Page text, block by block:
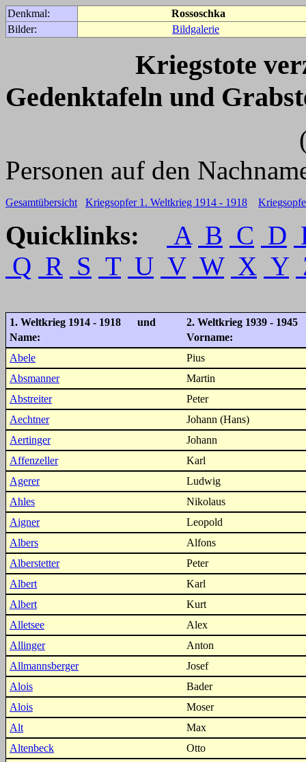
Denkmal:
Rossoschka
Bilder:
Bildgalerie
Kriegstote
Gedenktafeln und
(Für weitere
Personen auf den
Gesamtübersicht Kriegsopfer 1. Weltkrieg 1914 - 1918
Quicklinks: A B C D
Q R S T U V W X Y
1. Weltkrieg 1914 - 1918 und
2. Weltkrieg 1939 - 1945
Name:
Vorname:
Abele
Pius
Absmanner
Martin
Abstreiter
Peter
Aechtner
Johann (Hans)
Aertinger
Johann
Affenzeller
Karl
Agerer
Ludwig
Ahles
Nikolaus
Aigner
Leopold
Albers
Alfons
Alberstetter
Peter
Albert
Karl
Albert
Kurt
Alletsee
Alex
Allinger
Anton
Allmannsberger
Josef
Alois
Bader
Alois
Moser
Alt
Max
Altenbeck
Otto